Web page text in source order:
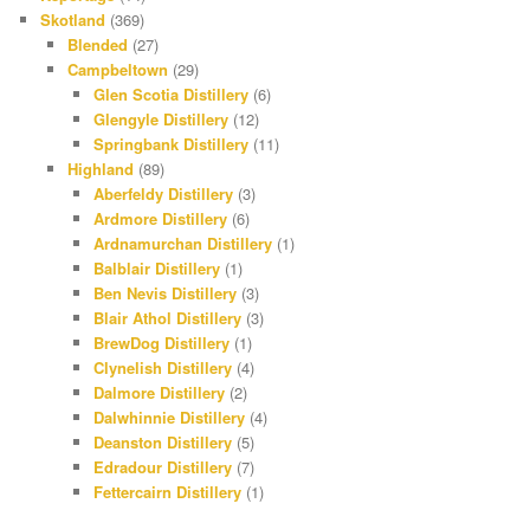
Skotland (369)
Blended (27)
Campbeltown (29)
Glen Scotia Distillery (6)
Glengyle Distillery (12)
Springbank Distillery (11)
Highland (89)
Aberfeldy Distillery (3)
Ardmore Distillery (6)
Ardnamurchan Distillery (1)
Balblair Distillery (1)
Ben Nevis Distillery (3)
Blair Athol Distillery (3)
BrewDog Distillery (1)
Clynelish Distillery (4)
Dalmore Distillery (2)
Dalwhinnie Distillery (4)
Deanston Distillery (5)
Edradour Distillery (7)
Fettercairn Distillery (1)